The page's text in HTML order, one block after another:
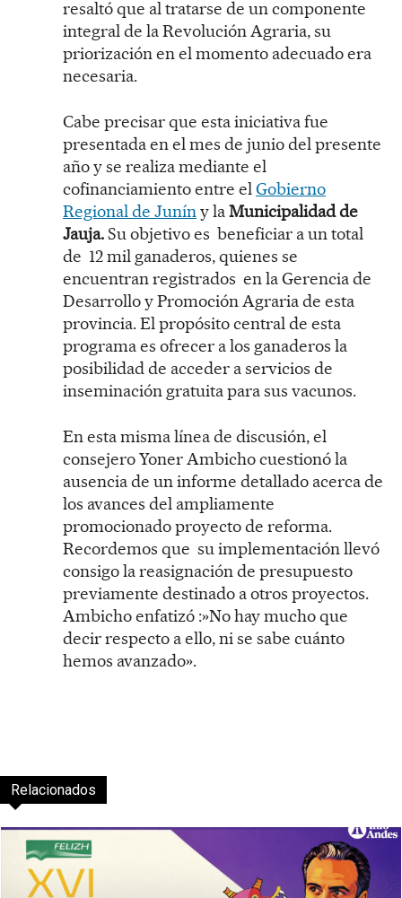
resaltó que al tratarse de un componente
integral de la Revolución Agraria, su
priorización en el momento adecuado era
necesaria.
Cabe precisar que esta iniciativa fue
presentada en el mes de junio del presente
año y se realiza mediante el
cofinanciamiento entre elGobierno
Regional de Juníny laMunicipalidad de
Jauja.Su objetivo es beneficiar a un total
de 12 mil ganaderos, quienes se
encuentran registrados en la Gerencia de
Desarrollo y Promoción Agraria de esta
provincia. El propósito central de esta
programa es ofrecer a los ganaderos la
posibilidad de acceder a servicios de
inseminación gratuita para sus vacunos.
En esta misma línea de discusión, el
consejero Yoner Ambicho cuestionó la
ausencia de un informe detallado acerca de
los avances del ampliamente
promocionado proyecto de reforma.
Recordemos que su implementación llevó
consigo la reasignación de presupuesto
previamente destinado a otros proyectos.
Ambicho enfatizó :»No hay mucho que
decir respecto a ello, ni se sabe cuánto
hemos avanzado».
Relacionados